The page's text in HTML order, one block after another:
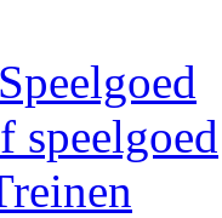
speelgoed